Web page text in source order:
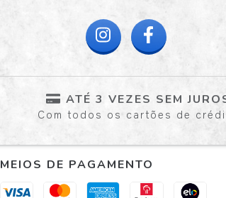
ATÉ 3 VEZES SEM
Com todos os cartões de
MEIOS DE PAGAMENTO